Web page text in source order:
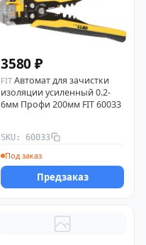
3580 ₽
FIT Автомат для зачистки
изоляции усиленный 0.2-
6мм Профи 200мм FIT 60033
SKU: 60033
Под заказ
Предзаказ